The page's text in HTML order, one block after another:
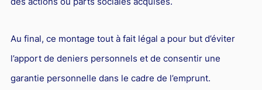
Au final, ce montage tout à fait légal a pour but d’éviter
l’apport de deniers personnels et de consentir une
garantie personnelle dans le cadre de l’emprunt.